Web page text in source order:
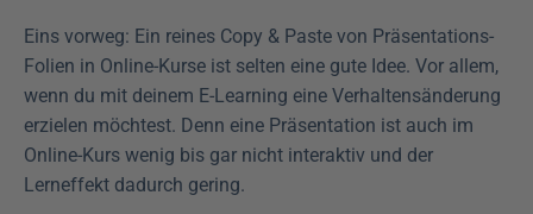
Eins vorweg: Ein reines Copy & Paste von Präsentations-
Folien in Online-Kurse ist selten eine gute Idee. Vor allem,
wenn du mit deinem E-Learning eine Verhaltensänderung
erzielen möchtest. Denn eine Präsentation ist auch im
Online-Kurs wenig bis gar nicht interaktiv und der
Lerneffekt dadurch gering.